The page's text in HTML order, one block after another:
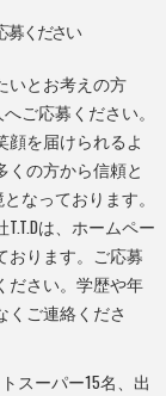
募ください
いとお考えの方
ご応募ください。
顔を届けられるよ
くの方から信頼と
なっております。
は、ホームペー
おります。ご応募
ださい。学歴や年
くご連絡くださ
スーパー15名、出